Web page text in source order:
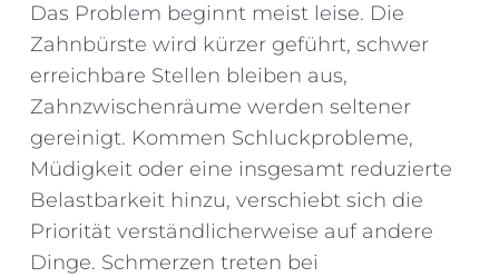
Das Problem beginnt meist leise. Die
Zahnbürste wird kürzer geführt, schwer
erreichbare Stellen bleiben aus,
Zahnzwischenräume werden seltener
gereinigt. Kommen Schluckprobleme,
Müdigkeit oder eine insgesamt reduzierte
Belastbarkeit hinzu, verschiebt sich die
Priorität verständlicherweise auf andere
Dinge. Schmerzen treten bei